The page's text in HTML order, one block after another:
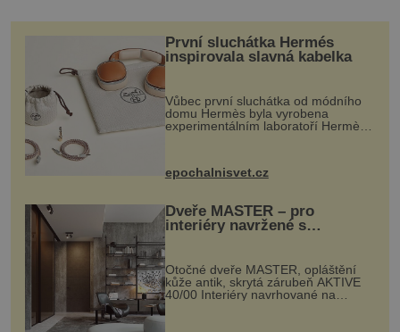
První sluchátka Hermés
inspirovala slavná kabelka
Vůbec první sluchátka od módního
domu Hermès byla vyrobena
experimentálním laboratoří Hermès
kovový...
epochalnisvet.cz
Dveře MASTER – pro
interiéry navržené s
rozumem i vášní!
Otočné dveře MASTER, opláštění
kůže antik, skrytá zárubeň AKTIVE
40/00 Interiéry navrhované na
zakázku často vyžadují atypické
rozměry nejen nábytku, ale i